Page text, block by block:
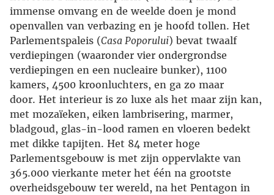
immense omvang en de weelde doen je mond
openvallen van verbazing en je hoofd tollen. Het
Parlementspaleis (Casa Poporului) bevat twaalf
verdiepingen (waaronder vier ondergrondse
verdiepingen en een nucleaire bunker), 1100
kamers, 4500 kroonluchters, en ga zo maar
door. Het interieur is zo luxe als het maar zijn kan,
met mozaïeken, eiken lambrisering, marmer,
bladgoud, glas-in-lood ramen en vloeren bedekt
met dikke tapijten. Het 84 meter hoge
Parlementsgebouw is met zijn oppervlakte van
365.000 vierkante meter het één na grootste
overheidsgebouw ter wereld, na het Pentagon in